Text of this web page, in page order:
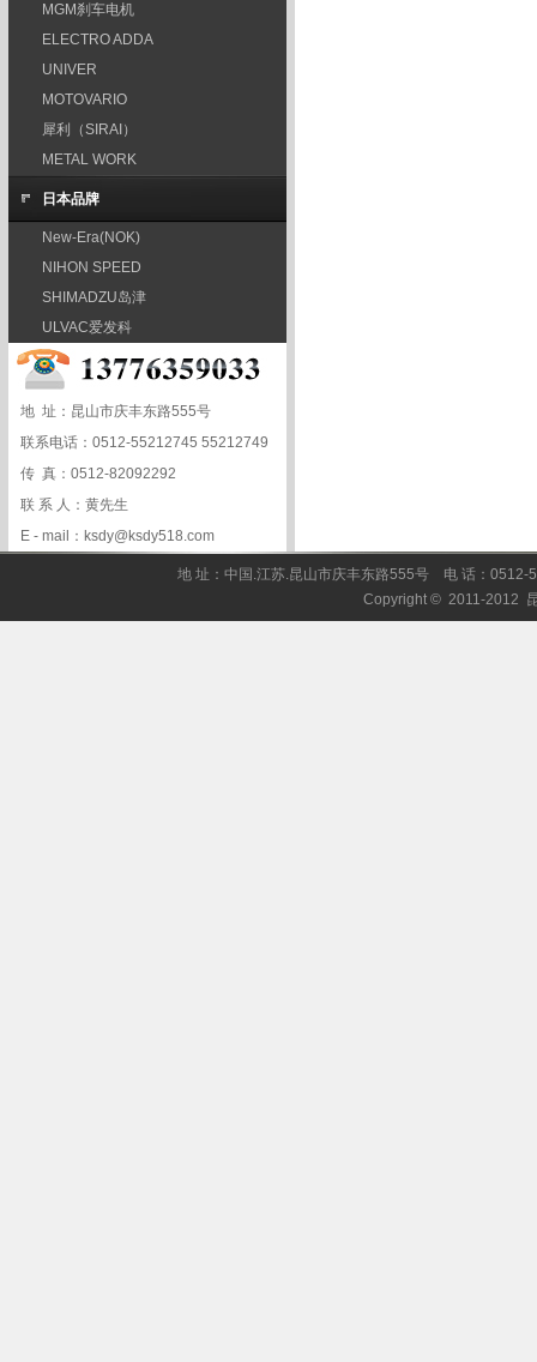
MGM刹车电机
ELECTRO ADDA
UNIVER
MOTOVARIO
犀利（SIRAI）
METAL WORK
日本品牌
New-Era(NOK)
NIHON SPEED
SHIMADZU岛津
ULVAC爱发科
地 址：昆山市庆丰东路555号
联系电话：0512-55212745 55212749
传 真：0512-82092292
联 系 人：黄先生
E - mail：ksdy@ksdy518.com
地 址：中国.江苏.昆山市庆丰东路555号 电 话：
Copyright © 2011-2012